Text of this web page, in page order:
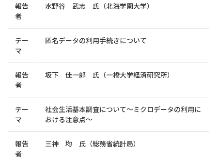
報告
者
水野谷 武志 氏（北海学園大学）
テー
マ
匿名データの利用手続きについて
報告
者
坂下 佳一郎 氏（一橋大学経済研究所）
テー
マ
社会生活基本調査について～ミクロデータの利用に
おける注意点～
報告
者
三神 均 氏（総務省統計局）